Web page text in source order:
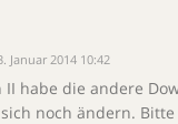
Januar 2014 10:42
II habe die andere
noch ändern.